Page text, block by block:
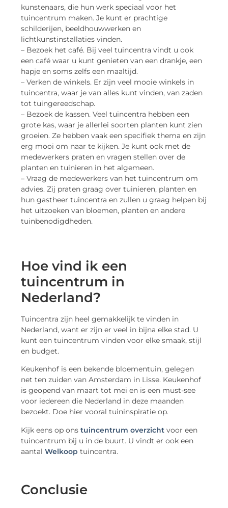
kunstenaars, die hun werk speciaal voor het
tuincentrum maken. Je kunt er prachtige
schilderijen, beeldhouwwerken en
lichtkunstinstallaties vinden.
– Bezoek het café. Bij veel tuincentra vindt u ook
een café waar u kunt genieten van een drankje, een
hapje en soms zelfs een maaltijd.
– Verken de winkels. Er zijn veel mooie winkels in
tuincentra, waar je van alles kunt vinden, van zaden
tot tuingereedschap.
– Bezoek de kassen. Veel tuincentra hebben een
grote kas, waar je allerlei soorten planten kunt zien
groeien. Ze hebben vaak een specifiek thema en zijn
erg mooi om naar te kijken. Je kunt ook met de
medewerkers praten en vragen stellen over de
planten en tuinieren in het algemeen.
– Vraag de medewerkers van het tuincentrum om
advies. Zij praten graag over tuinieren, planten en
hun gastheer tuincentra en zullen u graag helpen bij
het uitzoeken van bloemen, planten en andere
tuinbenodigdheden.
Hoe vind ik een
tuincentrum in
Nederland?
Tuincentra zijn heel gemakkelijk te vinden in
Nederland, want er zijn er veel in bijna elke stad. U
kunt een tuincentrum vinden voor elke smaak, stijl
en budget.
Keukenhof is een bekende bloementuin, gelegen
net ten zuiden van Amsterdam in Lisse. Keukenhof
is geopend van maart tot mei en is een must-see
voor iedereen die Nederland in deze maanden
bezoekt. Doe hier vooral tuininspiratie op.
Kijk eens op onstuincentrum overzicht voor een
tuincentrum bij u in de buurt. U vindt er ook een
aantalWelkoop tuincentra.
Conclusie